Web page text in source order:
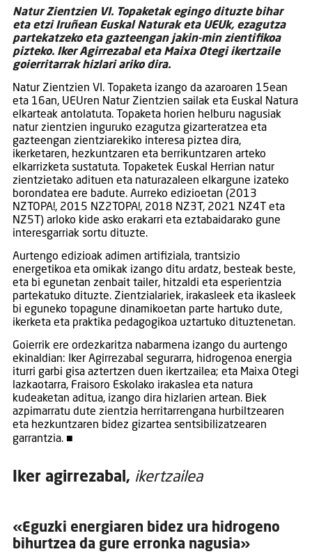
Natur Zientzien VI. Topaketak egingo dituzte bihar
eta etzi Iruñean Euskal Naturak eta UEUk, ezagutza
partekatzeko eta gazteengan jakin-min zientifikoa
pizteko. Iker Agirrezabal eta Maixa Otegi ikertzaile
goierritarrak hizlari ariko dira.
Natur Zientzien VI. Topaketa izango da azaroaren 15ean
eta 16an, UEUren Natur Zientzien sailak eta Euskal Natura
elkarteak antolatuta. Topaketa horien helburu nagusiak
natur zientzien inguruko ezagutza gizarteratzea eta
gazteengan zientziarekiko interesa piztea dira,
ikerketaren, hezkuntzaren eta berrikuntzaren arteko
elkarrizketa sustatuta. Topaketek Euskal Herrian natur
zientzietako adituen eta naturazaleen elkargune izateko
borondatea ere badute. Aurreko edizioetan (2013
NZTOPA!, 2015 NZ2TOPA!, 2018 NZ3T, 2021 NZ4T eta
NZ5T) arloko kide asko erakarri eta eztabaidarako gune
interesgarriak sortu dituzte.
Aurtengo edizioak adimen artifiziala, trantsizio
energetikoa eta omikak izango ditu ardatz, besteak beste,
eta bi egunetan zenbait tailer, hitzaldi eta esperientzia
partekatuko dituzte. Zientzialariek, irakasleek eta ikasleek
bi eguneko topagune dinamikoetan parte hartuko dute,
ikerketa eta praktika pedagogikoa uztartuko dituztenetan.
Goierrik ere ordezkaritza nabarmena izango du aurtengo
ekinaldian: Iker Agirrezabal segurarra, hidrogenoa energia
iturri garbi gisa aztertzen duen ikertzailea; eta Maixa Otegi
lazkaotarra, Fraisoro Eskolako irakaslea eta natura
kudeaketan aditua, izango dira hizlarien artean. Biek
azpimarratu dute zientzia herritarrengana hurbiltzearen
eta hezkuntzaren bidez gizartea sentsibilizatzearen
garrantzia. ■
Iker agirrezabal, ikertzailea
«Eguzki energiaren bidez ura hidrogeno
bihurtzea da gure erronka nagusia»